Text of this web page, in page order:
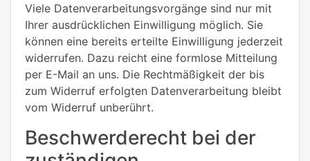
Viele Datenverarbeitungsvorgänge sind nur mit
Ihrer ausdrücklichen Einwilligung möglich. Sie
können eine bereits erteilte Einwilligung jederzeit
widerrufen. Dazu reicht eine formlose Mitteilung
per E-Mail an uns. Die Rechtmäßigkeit der bis
zum Widerruf erfolgten Datenverarbeitung bleibt
vom Widerruf unberührt.
Beschwerderecht bei der